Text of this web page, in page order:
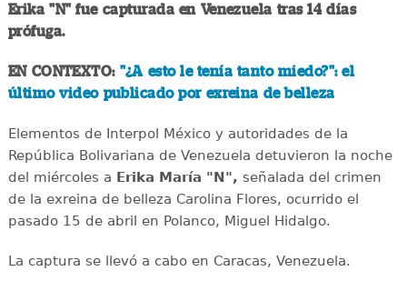
Erika "N" fue capturada en Venezuela tras 14 días
prófuga.
EN CONTEXTO: "¿A esto le tenía tanto miedo?": el
último video publicado por exreina de belleza
Elementos de Interpol México y autoridades de la
República Bolivariana de Venezuela detuvieron la noche
del miércoles a Erika María "N", señalada del crimen
de la exreina de belleza Carolina Flores, ocurrido el
pasado 15 de abril en Polanco, Miguel Hidalgo.
La captura se llevó a cabo en Caracas, Venezuela.